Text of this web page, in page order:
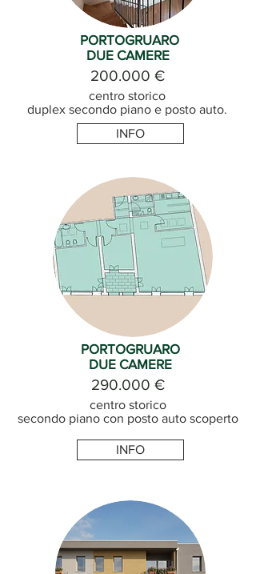
PORTOGRUARO
DUE CAMERE
200.000 €
centro storico
duplex secondo piano e posto auto.
INFO
PORTOGRUARO
DUE CAMERE
290.000 €
centro storico
secondo piano con posto auto scoperto
INFO